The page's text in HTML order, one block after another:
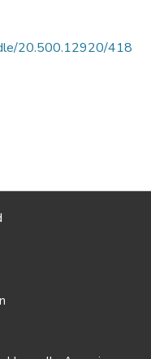
20.500.12920/418